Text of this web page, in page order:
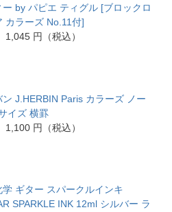
ー by パピエ ティグル [ブロックロ
カラーズ No.11付]
1,045 円（税込）
ン J.HERBIN Paris カラーズ ノー
イズ 横罫
1,100 円（税込）
学 ギター スパークルインキ
SPARKLE INK 12ml シルバー ラ